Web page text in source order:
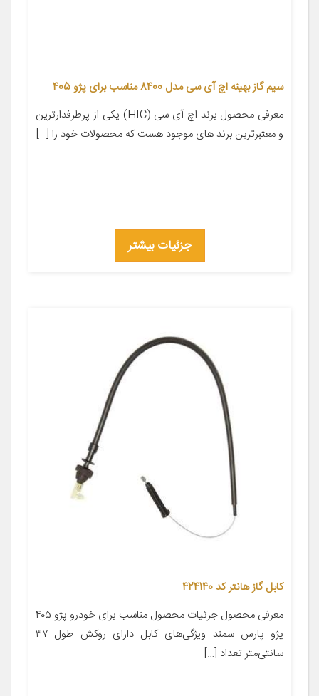
سیم گاز بهینه اچ آی سی مدل 8400 مناسب برای پژو 405
معرفی محصول برند اچ آی سی (HIC) یکی از پرطرفدارترین
و معتبرترین برند های موجود هست که محصولات خود را […]
جزئیات بیشتر
کابل گاز هانتر کد 424140
معرفی محصول جزئیات محصول مناسب برای خودرو پژو ۴۰۵
پژو پارس سمند ویژگی‌های کابل دارای روکش طول ۳۷
سانتی‌متر تعداد […]